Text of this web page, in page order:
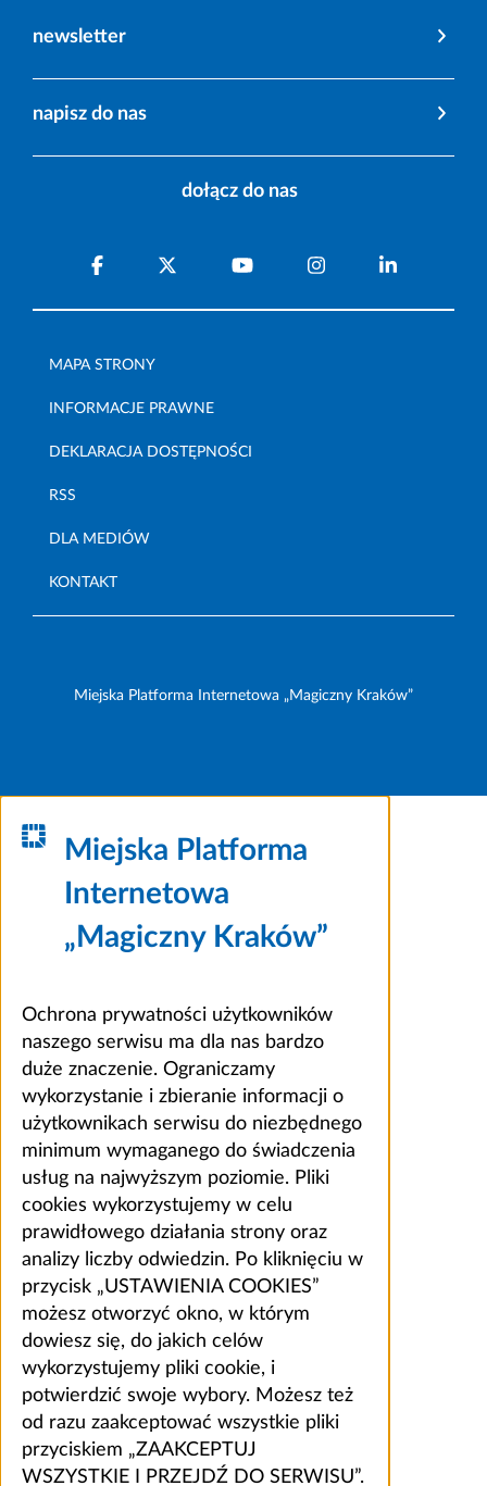
newsletter
napisz do nas
dołącz do nas
MAPA STRONY
INFORMACJE PRAWNE
DEKLARACJA DOSTĘPNOŚCI
RSS
DLA MEDIÓW
KONTAKT
Miejska Platforma Internetowa „Magiczny Kraków”
Miejska Platforma
Internetowa
„Magiczny Kraków”
Ochrona prywatności użytkowników
naszego serwisu ma dla nas bardzo
duże znaczenie. Ograniczamy
wykorzystanie i zbieranie informacji o
użytkownikach serwisu do niezbędnego
minimum wymaganego do świadczenia
usług na najwyższym poziomie. Pliki
cookies wykorzystujemy w celu
prawidłowego działania strony oraz
analizy liczby odwiedzin. Po kliknięciu w
przycisk „USTAWIENIA COOKIES”
możesz otworzyć okno, w którym
dowiesz się, do jakich celów
wykorzystujemy pliki cookie, i
potwierdzić swoje wybory. Możesz też
od razu zaakceptować wszystkie pliki
przyciskiem „ZAAKCEPTUJ
WSZYSTKIE I PRZEJDŹ DO SERWISU”.